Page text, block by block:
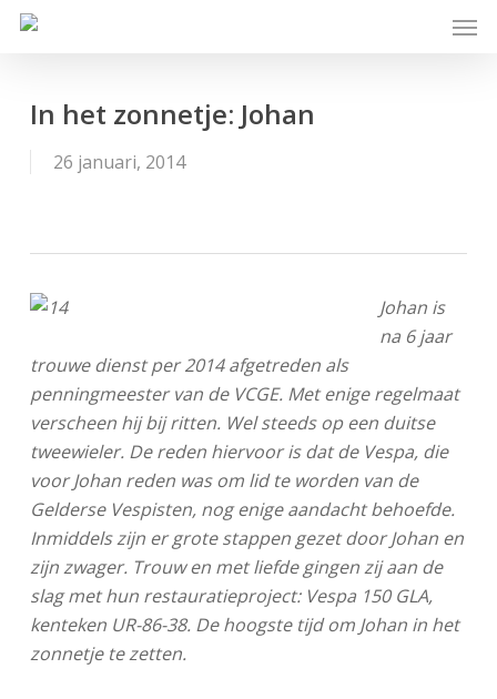
Skip
contentIn het zonnetje: Johan
26 januari, 2014
Johan is
na 6 jaar
trouwe dienst per 2014 afgetreden als
penningmeester van de VCGE. Met enige regelmaat
verscheen hij bij ritten. Wel steeds op een duitse
tweewieler. De reden hiervoor is dat de Vespa, die
voor Johan reden was om lid te worden van de
Gelderse Vespisten, nog enige aandacht behoefde.
Inmiddels zijn er grote stappen gezet door Johan en
zijn zwager. Trouw en met liefde gingen zij aan de
slag met hun restauratieproject: Vespa 150 GLA,
kenteken UR-86-38. De hoogste tijd om Johan in het
zonnetje te zetten.